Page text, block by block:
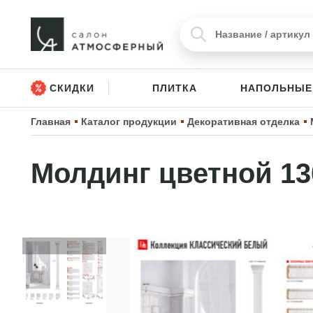
СКИДКИ ПЛИТКА
Главная Каталог продукции Декоративная отделка
Молдинг цветной